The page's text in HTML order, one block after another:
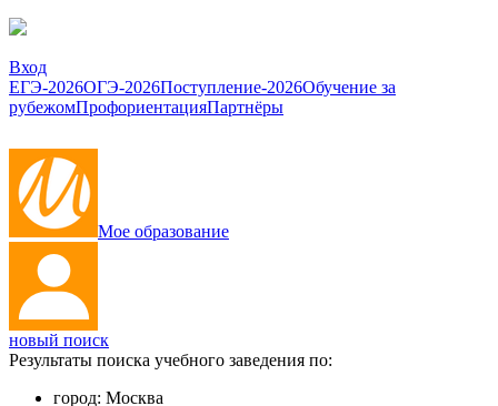
Вход
ЕГЭ-2026ОГЭ-2026Поступление-2026Обучение за
рубежомПрофориентацияПартнёры
Мое образование
новый поиск
Результаты поиска учебного заведения по:
город: Москва